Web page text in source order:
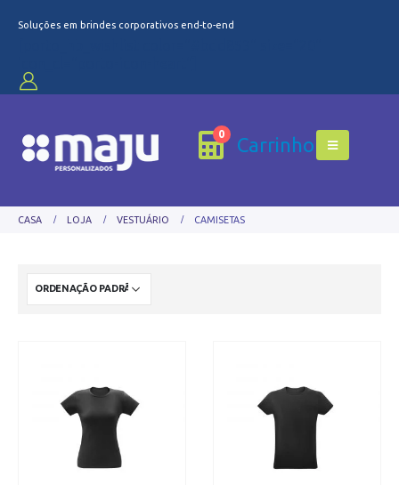
Soluções em brindes corporativos end-to-end
0 Carrinho
CASA LOJA VESTUÁRIO CAMISETAS